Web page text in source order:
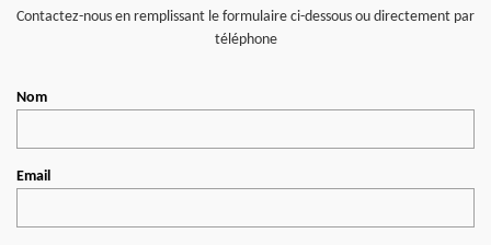
Contactez-nous en remplissant le formulaire ci-dessous ou directement par
téléphone
Nom
Email